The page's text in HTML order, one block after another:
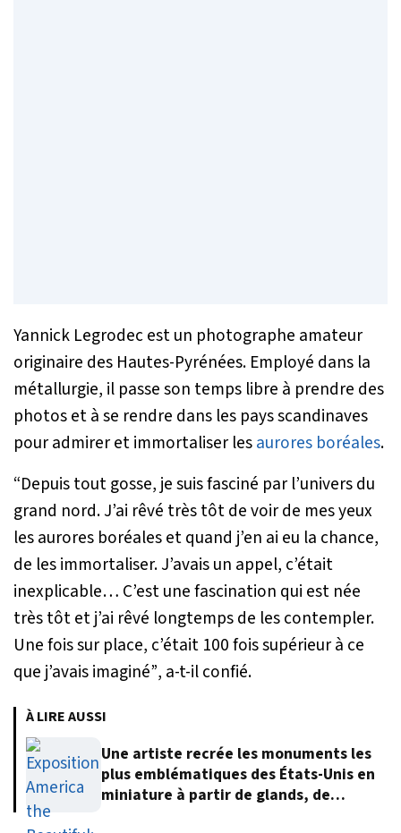
Yannick Legrodec est un photographe amateur
originaire des Hautes-Pyrénées. Employé dans la
métallurgie, il passe son temps libre à prendre des
photos et à se rendre dans les pays scandinaves
pour admirer et immortaliser lesaurores boréales.
“Depuis tout gosse, je suis fasciné par l’univers du
grand nord. J’ai rêvé très tôt de voir de mes yeux
les aurores boréales et quand j’en ai eu la chance,
de les immortaliser. J’avais un appel, c’était
inexplicable… C’est une fascination qui est née
très tôt et j’ai rêvé longtemps de les contempler.
Une fois sur place, c’était 100 fois supérieur à ce
que j’avais imaginé”, a-t-il confié.
À LIRE AUSSI
Une artiste recrée les monuments les
plus emblématiques des États-Unis en
miniature à partir de glands, de